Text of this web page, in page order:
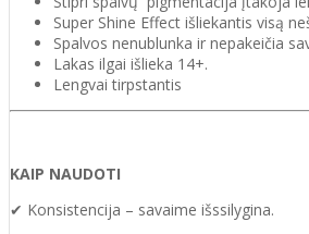
Super Shine Effect išliekantis visą
Spalvos nenublunka ir nepakeičia
Lakas ilgai išlieka 14+.
Lengvai tirpstantis
KAIP NAUDOTI
✔ Konsistencija – savaime išssilygina.